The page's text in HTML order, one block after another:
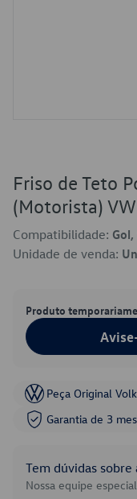
Friso de Teto
(Motorista)
Compatibilidade:
Unidade de venda:
Produto
Peça Original
Garantia de 3
Tem dúvidas
Nossa equipe